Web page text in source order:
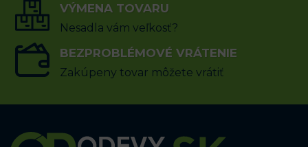
VÝMENA TOVARU
Nesadla vám veľkosť?
BEZPROBLÉMOVÉ VRÁTENIE
Zakúpeny tovar môžete vrátiť